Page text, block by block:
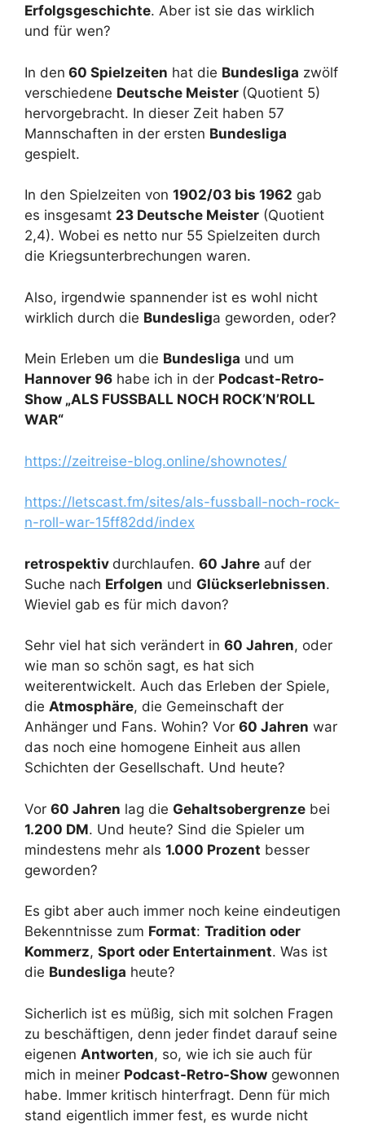
Erfolgsgeschichte. Aber ist sie das wirklich
und für wen?
In den 60 Spielzeiten hat die Bundesliga zwölf
verschiedene Deutsche Meister (Quotient 5)
hervorgebracht. In dieser Zeit haben 57
Mannschaften in der ersten Bundesliga
gespielt.
In den Spielzeiten von 1902/03 bis 1962 gab
es insgesamt 23 Deutsche Meister (Quotient
2,4). Wobei es netto nur 55 Spielzeiten durch
die Kriegsunterbrechungen waren.
Also, irgendwie spannender ist es wohl nicht
wirklich durch die Bundesliga geworden, oder?
Mein Erleben um die Bundesliga und um
Hannover 96 habe ich in der Podcast-Retro-
Show „ALS FUSSBALL NOCH ROCK’N’ROLL
WAR“
https://zeitreise-blog.online/shownotes/
https://letscast.fm/sites/als-fussball-noch-rock-
n-roll-war-15ff82dd/index
retrospektiv durchlaufen. 60 Jahre auf der
Suche nach Erfolgen und Glückserlebnissen.
Wieviel gab es für mich davon?
Sehr viel hat sich verändert in 60 Jahren, oder
wie man so schön sagt, es hat sich
weiterentwickelt. Auch das Erleben der Spiele,
die Atmosphäre, die Gemeinschaft der
Anhänger und Fans. Wohin? Vor 60 Jahren war
das noch eine homogene Einheit aus allen
Schichten der Gesellschaft. Und heute?
Vor 60 Jahren lag die Gehaltsobergrenze bei
1.200 DM. Und heute? Sind die Spieler um
mindestens mehr als 1.000 Prozent besser
geworden?
Es gibt aber auch immer noch keine eindeutigen
Bekenntnisse zum Format: Tradition oder
Kommerz, Sport oder Entertainment. Was ist
die Bundesliga heute?
Sicherlich ist es müßig, sich mit solchen Fragen
zu beschäftigen, denn jeder findet darauf seine
eigenen Antworten, so, wie ich sie auch für
mich in meiner Podcast-Retro-Show gewonnen
habe. Immer kritisch hinterfragt. Denn für mich
stand eigentlich immer fest, es wurde nicht